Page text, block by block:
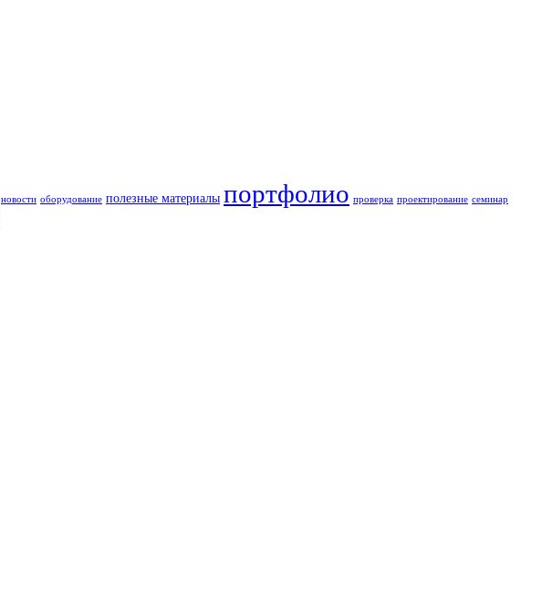
новости оборудование полезные материалы портфолио проверка проектирование семинар